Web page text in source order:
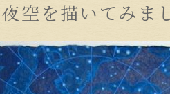
空を描いてみま